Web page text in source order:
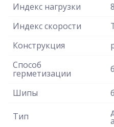
Индекс нагрузки
Индекс скорости
Конструкция
Способ
герметизации
Шипы
Тип